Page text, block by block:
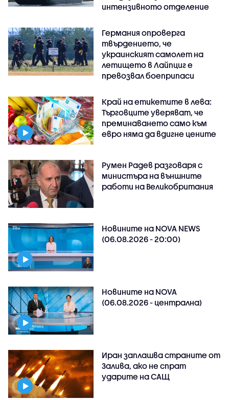
интензивното отделение
Германия опроверга
твърдението, че
украинският самолет на
летището в Лайпциг е
превозвал боеприпаси
Край на етикетите в лева:
Търговците уверяват, че
преминаването само към
евро няма да вдигне цените
Румен Радев разговаря с
министъра на външните
работи на Великобритания
Новините на NOVA NEWS
(06.08.2026 - 20:00)
Новините на NOVA
(06.08.2026 - централна)
Иран заплашва страните от
Залива, ако не спрат
ударите на САЩ